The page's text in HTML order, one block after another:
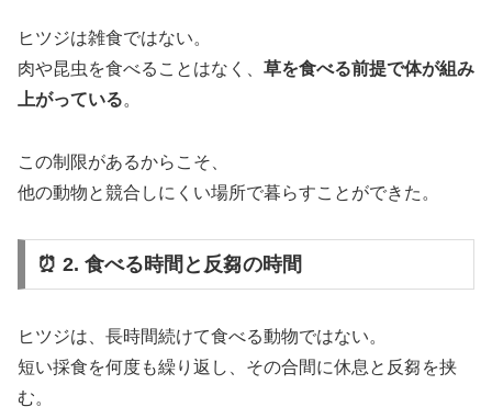
ヒツジは雑食ではない。
肉や昆虫を食べることはなく、 草を食べる前提で体が組み
上がっている。
この制限があるからこそ、
他の動物と競合しにくい場所で暮らすことができた。
⏰ 2. 食べる時間と反芻の時間
ヒツジは、長時間続けて食べる動物ではない。
短い採食を何度も繰り返し、その合間に休息と反芻を挟
む。